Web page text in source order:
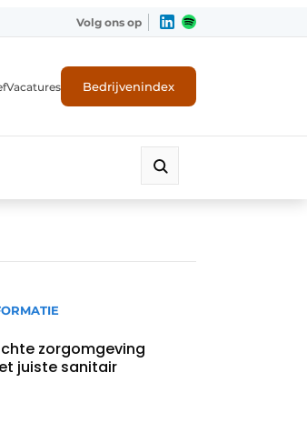
Volg ons op
Vacatures Bedrijvenindex
zorgomgeving
juiste sanitair